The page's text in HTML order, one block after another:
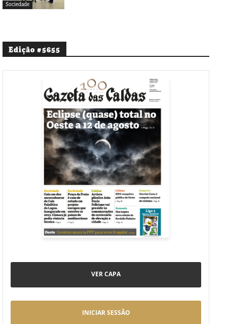
Sociedade
Edição #5655
VER CAPA
INICIAR SESSÃO